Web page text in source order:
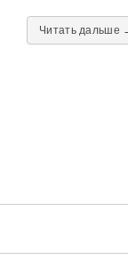
Читать дальше